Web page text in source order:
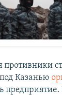
противники
Казанью